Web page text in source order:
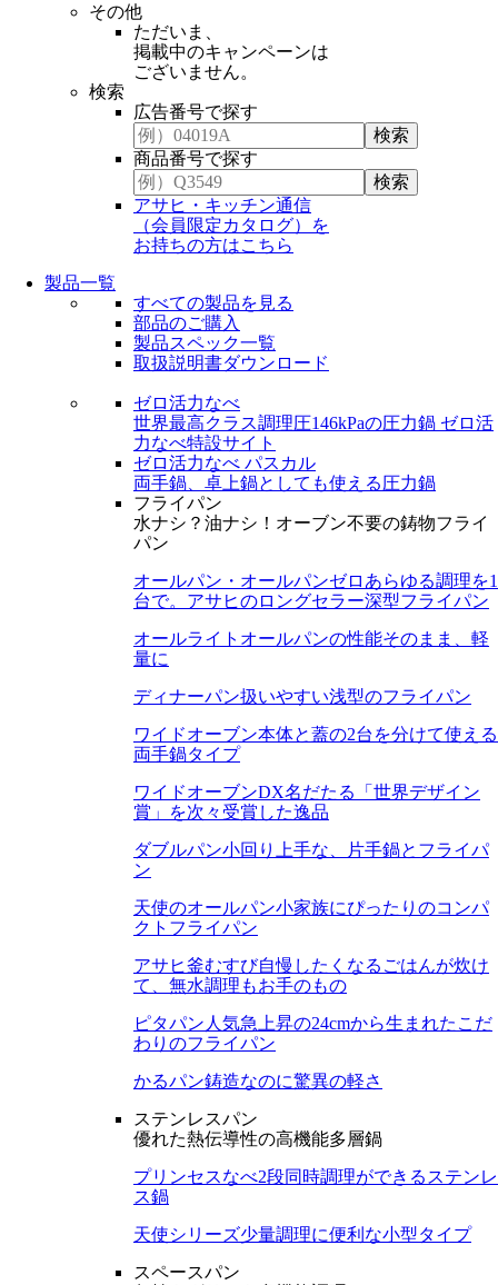
その他
ただいま、
掲載中のキャンペーンは
ございません。
検索
広告番号で探す
商品番号で探す
アサヒ・キッチン通信
（会員限定カタログ）を
お持ちの方はこちら
製品一覧
すべての製品を見る
部品のご購入
製品スペック一覧
取扱説明書ダウンロード
ゼロ活力なべ
世界最高クラス調理圧146kPaの圧力鍋 ゼロ活
力なべ特設サイト
ゼロ活力なべ パスカル
両手鍋、卓上鍋としても使える圧力鍋
フライパン
水ナシ？油ナシ！オーブン不要の鋳物フライ
パン
オールパン・オールパンゼロ あらゆる調理を1
台で。アサヒのロングセラー深型フライパン
オールライト オールパンの性能そのまま、軽
量に
ディナーパン扱いやすい浅型のフライパン
ワイドオーブン本体と蓋の2台を分けて使える
両手鍋タイプ
ワイドオーブンDX名だたる「世界デザイン
賞」を次々受賞した逸品
ダブルパン小回り上手な、片手鍋とフライパ
ン
天使のオールパン小家族にぴったりのコンパ
クトフライパン
アサヒ釜むすび自慢したくなるごはんが炊け
て、無水調理もお手のもの
ピタパン 人気急上昇の24cmから生まれたこだ
わりのフライパン
かるパン鋳造なのに驚異の軽さ
ステンレスパン
優れた熱伝導性の高機能多層鍋
プリンセスなべ2段同時調理ができるステンレ
ス鍋
天使シリーズ少量調理に便利な小型タイプ
スペースパン